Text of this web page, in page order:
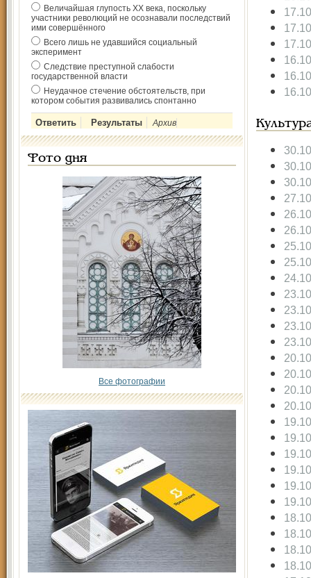
Величайшая глупость ХХ века, поскольку
участники революций не осознавали последствий
ими совершённого
Всего лишь не удавшийся социальный
эксперимент
Следствие преступной слабости
государственной власти
Неудачное стечение обстоятельств, при
котором события развивались спонтанно
Архив
Фото дня
Все фотографии